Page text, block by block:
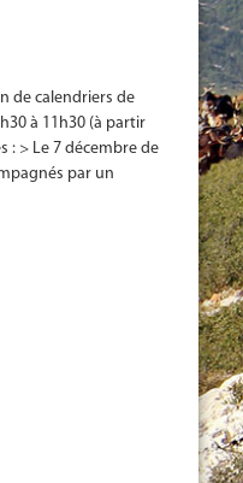
de calendriers de
à 11h30 (à partir
: > Le 7 décembre de
par un